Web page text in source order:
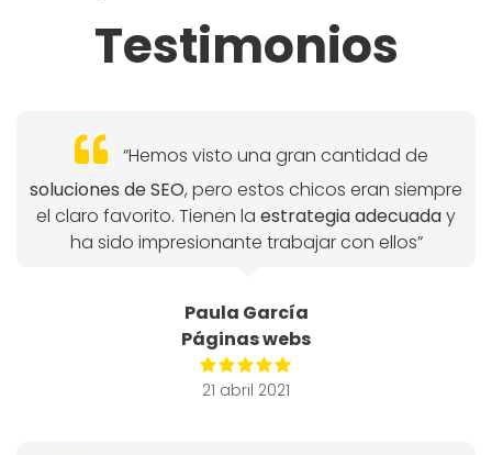
Testimonios
“Hemos visto una gran cantidad de
soluciones de SEO, pero estos chicos eran siempre
el claro favorito. Tienen la estrategia adecuaday
ha sido impresionante trabajar con ellos”
Paula García
Páginas webs
21 abril 2021